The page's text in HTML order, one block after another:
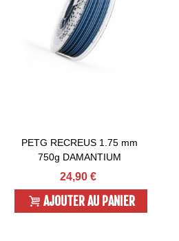
PETG RECREUS 1.75 mm
750g DAMANTIUM
24,90 €
AJOUTER AU PANIER